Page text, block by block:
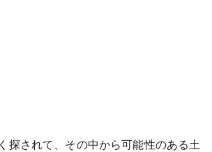
探されて、その中から可能性のある土